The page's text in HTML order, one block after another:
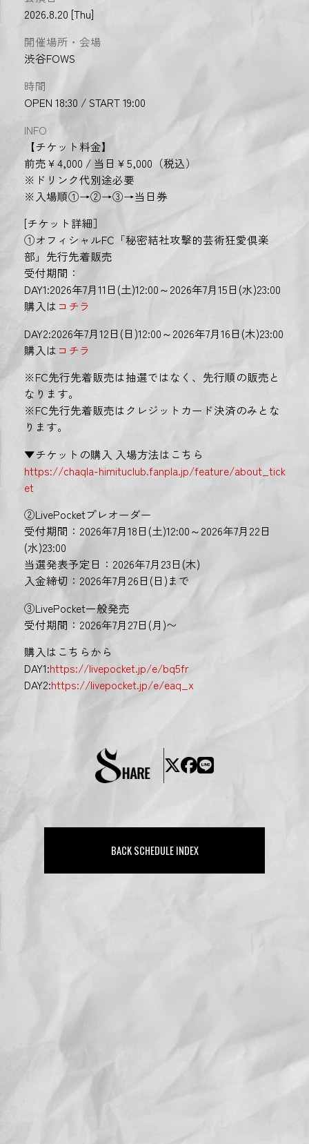
2026.8.20 [Thu]
開催場所・会場
渋谷FOWS
時間
OPEN 18:30 / START 19:00
INFO
【チケット料金】
前売￥4,000 / 当日￥5,000（税込）
※ドリンク代別途必要
※入場順①→②→③→当日券
[チケット詳細］
①オフィシャルFC「秘密結社攻撃的芸術狂愛倶楽
部」先行先着販売
受付期間：
DAY1:2026年7月11日(土)12:00～2026年7月15日(水)23:00
購入は コチラ
DAY2:2026年7月12日(日)12:00～2026年7月16日(木)23:00
購入は コチラ
※FC先行先着販売は抽選ではなく、先行順の販売と
なります。
※FC先行先着販売はクレジットカード決済のみとな
ります。
▼チケットの購入 入場方法はこちら
https://chaqla-himituclub.fanpla.jp/feature/about_tick
et
②LivePocketプレオーダー
受付期間：2026年7月18日(土)12:00～2026年7月22日
(水)23:00
当選発表予定日：2026年7月23日(木)
入金締切：2026年7月26日(日)まで
③LivePocket一般発売
受付期間：2026年7月27日(月)〜
購入はこちらから
DAY1:https://livepocket.jp/e/bq5fr
DAY2:https://livepocket.jp/e/eaq_x
BACK SCHEDULE INDEX